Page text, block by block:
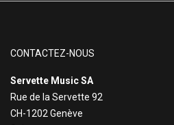
CONTACTEZ-NOUS
Servette Music SA
Rue de la Servette 92
CH-1202 Genève